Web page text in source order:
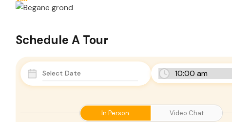
Schedule A Tour
In Person Video Chat